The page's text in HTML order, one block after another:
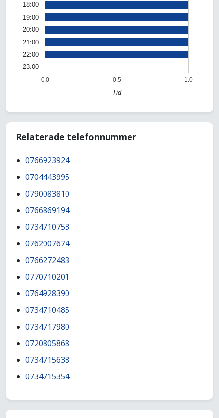
0.0 0.5 1.0
18:00
19:00
20:00
21:00
22:00
23:00
Tid
Relaterade telefonnummer
0766923924
0704443995
0790083810
0766869194
0734710753
0762007674
0766272483
0770710201
0764928390
0734710485
0734717980
0720805868
0734715638
0734715354